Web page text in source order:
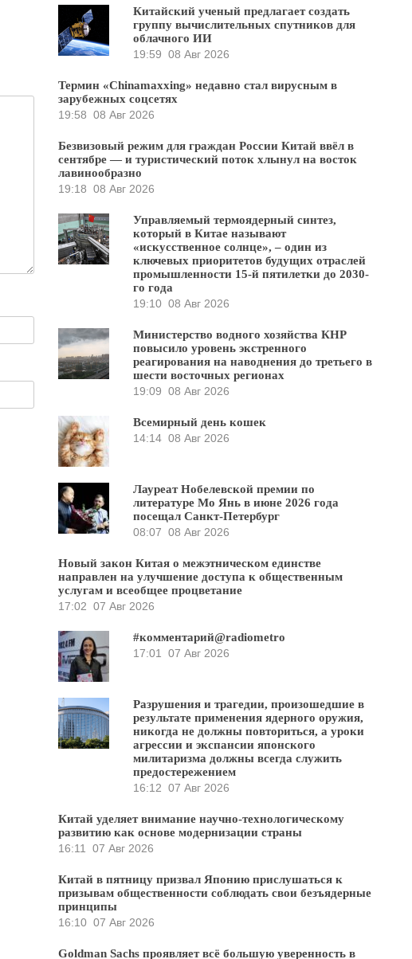
Китайский ученый предлагает создать
группу вычислительных спутников для
облачного ИИ
19:59 08 Авг 2026
Термин «Chinamaxxing» недавно стал вирусным в
зарубежных соцсетях
19:58 08 Авг 2026
Безвизовый режим для граждан России Китай ввёл в
сентябре — и туристический поток хлынул на восток
лавинообразно
19:18 08 Авг 2026
Управляемый термоядерный синтез,
который в Китае называют
«искусственное солнце», – один из
ключевых приоритетов будущих отраслей
промышленности 15-й пятилетки до 2030-
го года
19:10 08 Авг 2026
Министерство водного хозяйства КНР
повысило уровень экстренного
реагирования на наводнения до третьего в
шести восточных регионах
19:09 08 Авг 2026
Всемирный день кошек
14:14 08 Авг 2026
Лауреат Нобелевской премии по
литературе Мо Янь в июне 2026 года
посещал Санкт-Петербург
08:07 08 Авг 2026
Новый закон Китая о межэтническом единстве
направлен на улучшение доступа к общественным
услугам и всеобщее процветание
17:02 07 Авг 2026
#комментарий@radiometro
17:01
07 Авг 2026
Разрушения и трагедии, произошедшие в
результате применения ядерного оружия,
никогда не должны повториться, а уроки
агрессии и экспансии японского
милитаризма должны всегда служить
предостережением
16:12 07 Авг 2026
Китай уделяет внимание научно-технологическому
развитию как основе модернизации страны
16:11
07 Авг 2026
Китай в пятницу призвал Японию прислушаться к
призывам общественности соблюдать свои безъядерные
принципы
16:10 07 Авг 2026
Goldman Sachs проявляет всё большую уверенность в